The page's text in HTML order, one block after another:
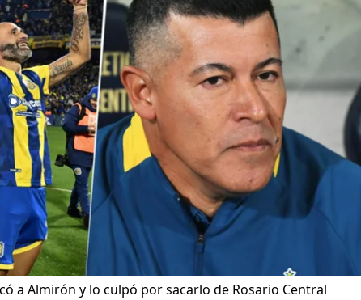
a Almirón y lo culpó por sacarlo de Rosario Central